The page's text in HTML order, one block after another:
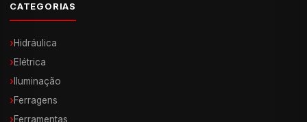
CATEGORIAS
›Hidráulica
›Elétrica
› Iluminação
›Ferragens
›Ferramentas